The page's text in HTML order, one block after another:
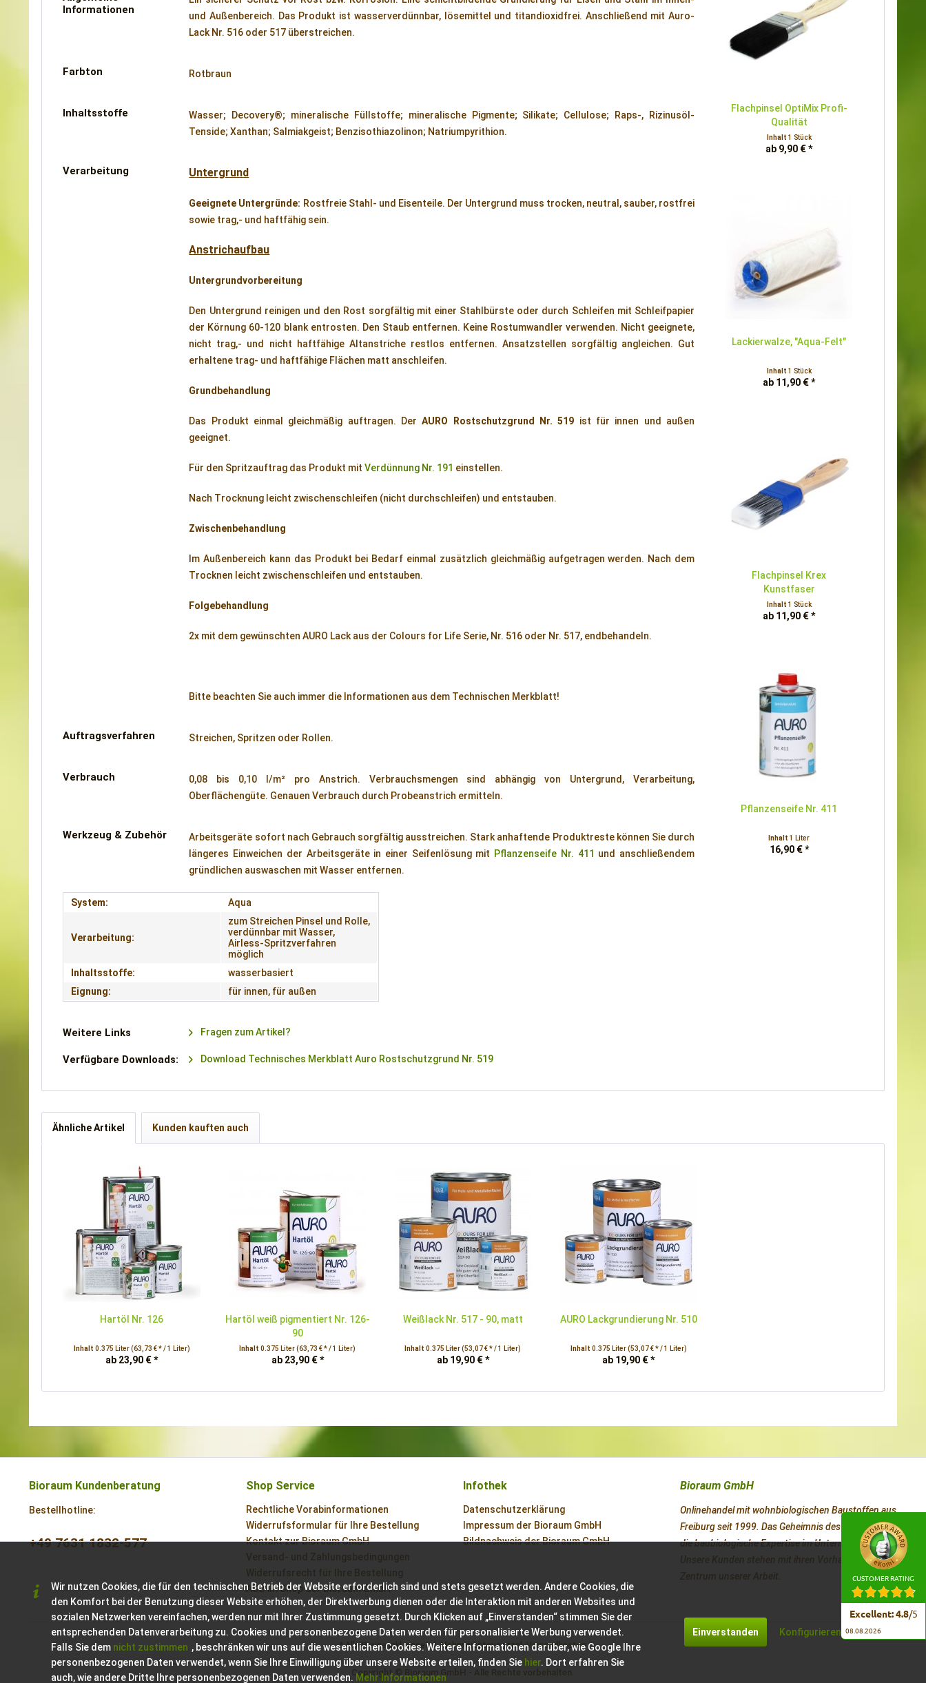
Informationen
und Außenbereich. Das Produkt ist wasserverdünnbar, lösemittel und titandioxidfrei. Anschließend mit Auro-
Lack Nr. 516 oder 517 überstreichen.
Farbton Rotbraun
Inhaltsstoffe
Wasser; Decovery®; mineralische Füllstoffe; mineralische Pigmente; Silikate; Cellulose; Raps-, Rizinusöl-
Tenside; Xanthan; Salmiakgeist; Benzisothiazolinon; Natriumpyrithion.
Verarbeitung Untergrund
Geeignete Untergründe: Rostfreie Stahl- und Eisenteile. Der Untergrund muss trocken, neutral, sauber, rostfrei
sowie trag,- und haftfähig sein.
Anstrichaufbau
Untergrundvorbereitung
Den Untergrund reinigen und den Rost sorgfältig mit einer Stahlbürste oder durch Schleifen mit Schleifpapier
der Körnung 60-120 blank entrosten. Den Staub entfernen. Keine Rostumwandler verwenden. Nicht geeignete,
nicht trag,- und nicht haftfähige Altanstriche restlos entfernen. Ansatzstellen sorgfältig angleichen. Gut
erhaltene trag- und haftfähige Flächen matt anschleifen.
Grundbehandlung
Das Produkt einmal gleichmäßig auftragen. Der AURO Rostschutzgrund Nr. 519 ist für innen und außen
geeignet.
Für den Spritzauftrag das Produkt mitVerdünnung Nr. 191 einstellen.
Nach Trocknung leicht zwischenschleifen (nicht durchschleifen) und entstauben.
Zwischenbehandlung
Im Außenbereich kann das Produkt bei Bedarf einmal zusätzlich gleichmäßig aufgetragen werden. Nach dem
Trocknen leicht zwischenschleifen und entstauben.
Folgebehandlung
2x mit dem gewünschten AURO Lack aus der Colours for Life Serie, Nr. 516 oder Nr. 517, endbehandeln.
Bitte beachten Sie auch immer die Informationen aus dem Technischen Merkblatt!
Auftragsverfahren Streichen, Spritzen oder Rollen.
Verbrauch
0,08 bis 0,10 l/m² pro Anstrich. Verbrauchsmengen sind abhängig von Untergrund, Verarbeitung,
Oberflächengüte. Genauen Verbrauch durch Probeanstrich ermitteln.
Werkzeug & Zubehör
Arbeitsgeräte sofort nach Gebrauch sorgfältig ausstreichen. Stark anhaftende Produktreste können Sie durch
längeres Einweichen der Arbeitsgeräte in einer Seifenlösung mit Pflanzenseife Nr. 411 und anschließendem
gründlichen auswaschen mit Wasser entfernen.
System: Aqua
Verarbeitung:
zum Streichen Pinsel und Rolle,
verdünnbar mit Wasser,
Airless-Spritzverfahren
möglich
Inhaltsstoffe:
wasserbasiert
Eignung:
für innen, für außen
Weitere Links Fragen zum Artikel?
Verfügbare Downloads: Download Technisches Merkblatt Auro Rostschutzgrund Nr. 519
Flachpinsel OptiMix Profi-
Qualität
Inhalt 1 Stück
ab 9,90 € *
Lackierwalze, "Aqua-Felt"
Inhalt 1 Stück
ab 11,90 € *
Flachpinsel Krex
Kunstfaser
Inhalt 1 Stück
ab 11,90 € *
Pflanzenseife Nr. 411
Inhalt1 Liter
16,90 € *
Ähnliche Artikel Kunden kauften auch
Hartöl Nr. 126
Inhalt 0.375 Liter(63,73 € * / 1 Liter)
ab 23,90 € *
Hartöl weiß pigmentiert Nr. 126-
90
Inhalt0.375 Liter(63,73 € * / 1 Liter)
ab 23,90 € *
Weißlack Nr. 517 - 90, matt
Inhalt0.375 Liter(53,07 € * / 1 Liter)
ab 19,90 € *
AURO Lackgrundierung Nr. 510
Inhalt 0.375 Liter(53,07 € * / 1 Liter)
ab 19,90 € *
Bioraum Kundenberatung
Bestellhotline:
+49 7631 1832-577
Shop Service
Rechtliche Vorabinformationen
Widerrufsformular für Ihre Bestellung
Kontakt zur Bioraum GmbH
Versand- und Zahlungsbedingungen
Widerrufsrecht für Ihre Bestellung
AGB im Shop der Bioraum GmbH
Infothek
Datenschutzerklärung
Impressum der Bioraum GmbH
Bildnachweis der Bioraum GmbH
Bioraum GmbH
Onlinehandel mit wohnbiologischen Baustoffen aus
Freiburg seit 1999. Das Geheimnis des Erfolges ist
die baubiologische Expertise im Unternehmen.
Unsere Kunden stehen mit ihren Vorhaben im
Zentrum unserer Arbeit.
* Alle Preise inkl. gesetzl. Mehrwertsteuer zzgl.Versandkosten
Copyright © Bioraum GmbH - Alle Rechte vorbehalten.
Wir nutzen Cookies, die für den technischen Betrieb der Website erforderlich sind und stets gesetzt werden. Andere Cookies, die
den Komfort bei der Benutzung dieser Website erhöhen, der Direktwerbung dienen oder die Interaktion mit anderen Websites und
sozialen Netzwerken vereinfachen, werden nur mit Ihrer Zustimmung gesetzt. Durch Klicken auf „Einverstanden“ stimmen Sie der
entsprechenden Datenverarbeitung zu. Cookies und personenbezogene Daten werden für personalisierte Werbung verwendet.
Falls Sie dem nicht zustimmen , beschränken wir uns auf die wesentlichen Cookies. Weitere Informationen darüber, wie Google Ihre
personenbezogenen Daten verwendet, wenn Sie Ihre Einwilligung über unsere Website erteilen, finden Sie hier. Dort erfahren Sie
auch, wie andere Dritte Ihre personenbezogenen Daten verwenden.Mehr Informationen
Einverstanden Konfigurieren
CUSTOMER RATING
Excellent: 4.8/5
08.08.2026